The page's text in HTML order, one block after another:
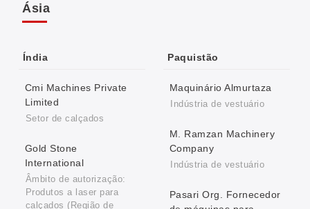
Ásia
Índia
Cmi Machines Private
Limited
Setor de calçados
Gold Stone
International
Âmbito de autorização:
Produtos a laser para
calçados (Região de
Paquistão
Maquinário Almurtaza
Indústria de vestuário
M. Ramzan Machinery
Company
Indústria de vestuário
Pasari Org. Fornecedor